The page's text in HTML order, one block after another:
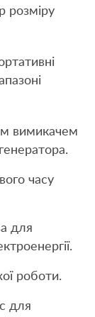
розміру
вимикачем
часу
для
роботи.
для